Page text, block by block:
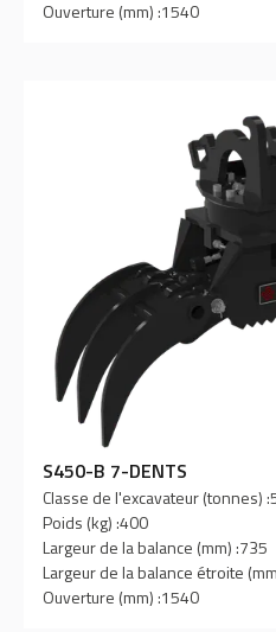
Ouverture (mm) :1540
S450-B 7-DENTS
Classe de l'excavateur (tonnes) :
Poids (kg) :400
Largeur de la balance (mm) :735
Largeur de la balance étroite
Ouverture (mm) :1540